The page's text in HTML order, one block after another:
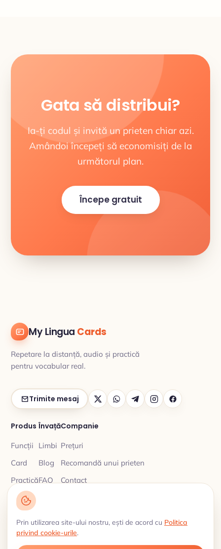
Gata să distribui?
Ia-ți codul și invită un prieten chiar azi.
Amândoi începeți să economisiți de la
următorul plan.
Începe gratuit
My Lingua Cards
Repetare la distanță, audio și practică
pentru vocabular real.
Trimite mesaj
Produs
Funcții
Card
Practică
Învață
Limbi
Blog
FAQ
Companie
Prețuri
Recomandă unui prieten
Contact
© 2026 My Lingua Cards ·
Prin utilizarea site-ului nostru, ești de acord cu Politica
privind cookie-urile.